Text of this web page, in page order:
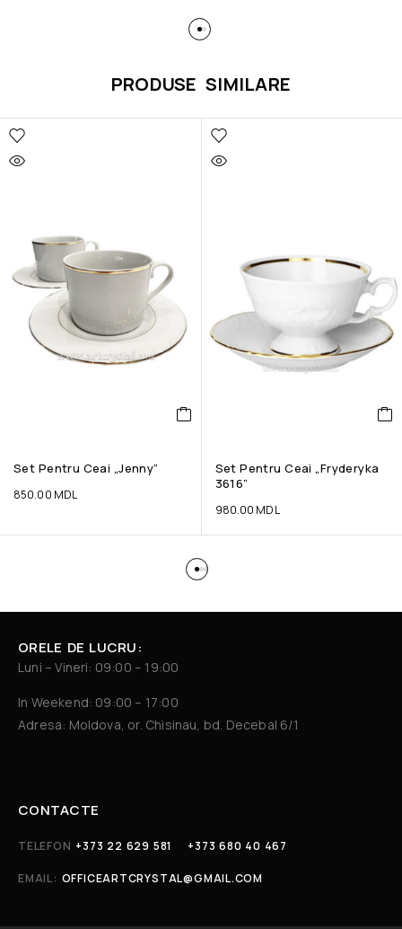
PRODUSE SIMILARE
Set Pentru Ceai „Jenny”
850.00 MDL
Set Pentru Ceai „Fryderyka
3616”
980.00 MDL
ORELE DE LUCRU:
Luni – Vineri: 09:00 – 19:00
In Weekend: 09:00 – 17:00
Adresa: Moldova, or. Chisinau, bd. Decebal 6/1
CONTACTE
TELEFON +373 22 629 581 +373 680 40 467
EMAIL: OFFICEARTCRYSTAL@GMAIL.COM